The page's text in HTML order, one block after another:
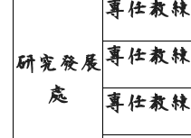
研究發展
處
專任教練
專任教練
專任教練